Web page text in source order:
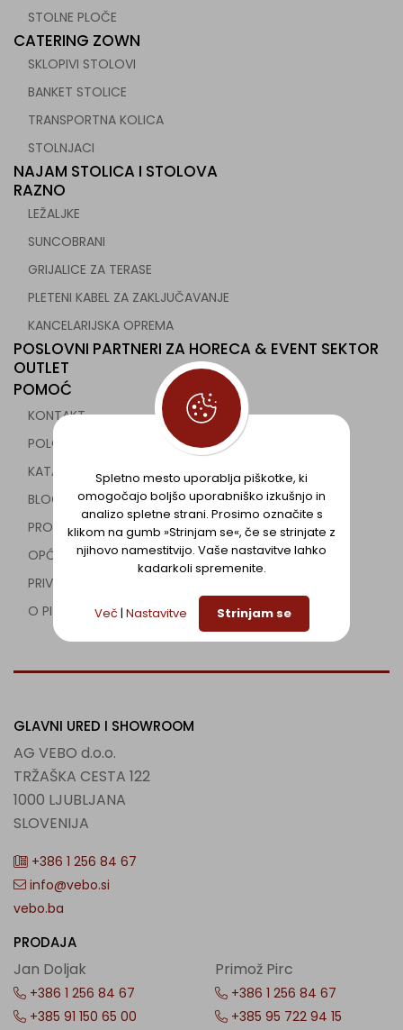
STOLNE PLOČE
CATERING ZOWN
SKLOPIVI STOLOVI
BANKET STOLICE
TRANSPORTNA KOLICA
STOLNJACI
NAJAM STOLICA I STOLOVA
RAZNO
LEŽALJKE
SUNCOBRANI
GRIJALICE ZA TERASE
PLETENI KABEL ZA ZAKLJUČAVANJE
KANCELARIJSKA OPREMA
POSLOVNI PARTNERI ZA HORECA & EVENT SEKTOR
OUTLET
POMOĆ
KONTAKT
POLOVNA UGOSTITELJSKA OPREMA
KATALOG
BLOG
PROJEKTI
OPĆI USLOVI
PRIVATNI USLOVI
O PIŠKOTKIH
GLAVNI URED I SHOWROOM
AG VEBO d.o.o.
TRŽAŠKA CESTA 122
1000 LJUBLJANA
SLOVENIJA
+386 1 256 84 67
info@vebo.si
vebo.ba
PRODAJA
Jan Doljak
+386 1 256 84 67
+385 91 150 65 00
Primož Pirc
+386 1 256 84 67
+385 95 722 94 15
Spletno mesto uporablja piškotke, ki
omogočajo boljšo uporabniško izkušnjo in
analizo spletne strani. Prosimo označite s
klikom na gumb »Strinjam se«, če se strinjate z
njihovo namestitvijo. Vaše nastavitve lahko
kadarkoli spremenite.
Več | Nastavitve Strinjam se